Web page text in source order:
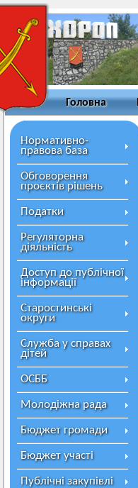
Головна
Нормативно-
правова база
Обговорення
проєктів рішень
Податки
Регуляторна
діяльність
Доступ до публічної
інформації
Старостинські
округи
Служба у справах
дітей
ОСББ
Молодіжна рада
Бюджет громади
Бюджет участі
Публічні закупівлі